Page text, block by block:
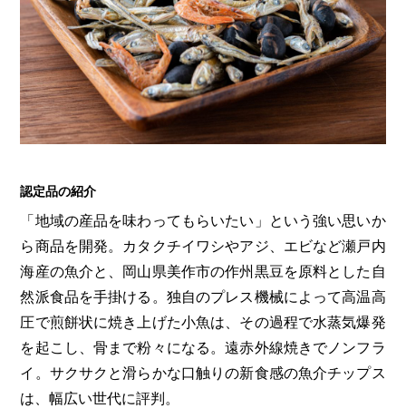
せとうちのおいしいシリーズ
生スフレ ふわり～ぬ
せとうちの果実 チューハイ
第10回 岡山・備後の果物 第9回 岡山・備後のうめぇもん
第8回 岡山市 第7回 美作市/西粟倉村/奈義町/勝央町
第6回 瀬戸内市/備前市/和気町/赤磐市 第5回 津山市/鏡野町/吉備中央町/久米南町/美咲町
第4回 倉敷市/玉野市/浅口市/里庄町 第3回 尾道市/福山市/笠岡市/府中市
第2回 真庭市/新庄村
ふるさとあっ晴れ認定とは デジタルカタログ
スローライフ列車
認定品の紹介
「地域の産品を味わってもらいたい」という強い思いか
ら商品を開発。カタクチイワシやアジ、エビなど瀬戸内
海産の魚介と、岡山県美作市の作州黒豆を原料とした自
然派食品を手掛ける。独自のプレス機械によって高温高
圧で煎餅状に焼き上げた小魚は、その過程で水蒸気爆発
を起こし、骨まで粉々になる。遠赤外線焼きでノンフラ
イ。サクサクと滑らかな口触りの新食感の魚介チップス
は、幅広い世代に評判。